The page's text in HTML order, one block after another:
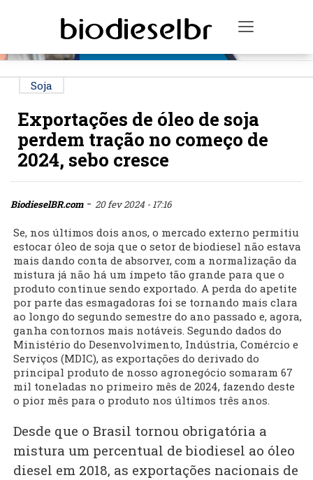
Toggle
Soja
Exportações de óleo de soja
perdem tração no começo de
2024, sebo cresce
BiodieselBR.com- 20 fev 2024 - 17:16
Se, nos últimos dois anos, o mercado externo permitiu
estocar óleo de soja que o setor de biodiesel não estava
mais dando conta de absorver, com a normalização da
mistura já não há um ímpeto tão grande para que o
produto continue sendo exportado. A perda do apetite
por parte das esmagadoras foi se tornando mais clara
ao longo do segundo semestre do ano passado e, agora,
ganha contornos mais notáveis. Segundo dados do
Ministério do Desenvolvimento, Indústria, Comércio e
Serviços (MDIC), as exportações do derivado do
principal produto de nosso agronegócio somaram 67
mil toneladas no primeiro mês de 2024, fazendo deste
o pior mês para o produto nos últimos três anos.
Desde que o Brasil tornou obrigatória a
mistura um percentual de biodiesel ao óleo
diesel em 2018, as exportações nacionais de